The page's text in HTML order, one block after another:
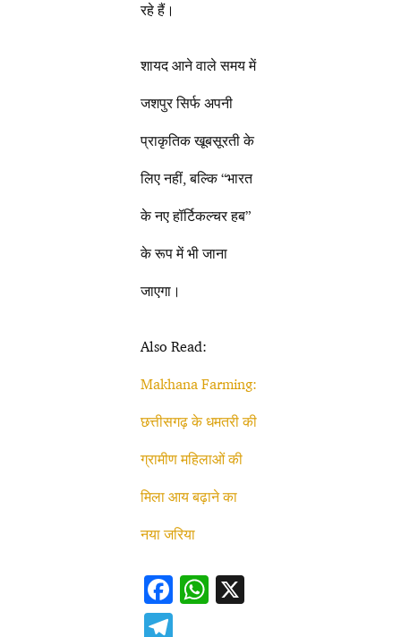
रहे हैं।
शायद आने वाले समय में
जशपुर सिर्फ अपनी
प्राकृतिक खूबसूरती के
लिए नहीं, बल्कि “भारत
के नए हॉर्टिकल्चर हब”
के रूप में भी जाना
जाएगा।
Also Read:
Makhana Farming:
छत्तीसगढ़ के धमतरी की
ग्रामीण महिलाओं की
मिला आय बढ़ाने का
नया जरिया
F
W